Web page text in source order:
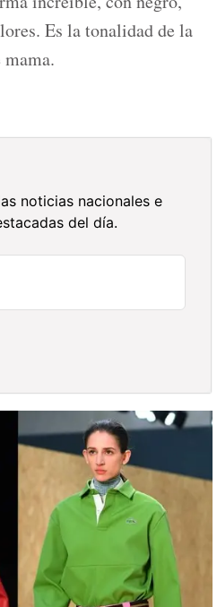
Es la tonalidad de la
noticias nacionales e
del día.